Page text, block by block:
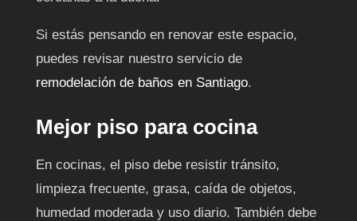
Si estás pensando en renovar este espacio,
puedes revisar nuestro servicio de
remodelación de baños en Santiago.
Mejor piso para cocina
En cocinas, el piso debe resistir tránsito,
limpieza frecuente, grasa, caída de objetos,
humedad moderada y uso diario. También debe